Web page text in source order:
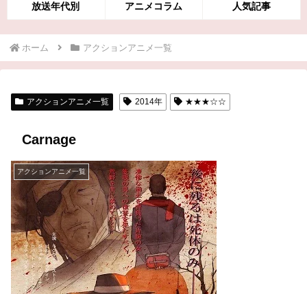
放送年代別 アニメコラム 人気記事
ホーム アクションアニメ一覧
アクションアニメ一覧 2014年 ★★★☆☆
Carnage
アクションアニメ一覧